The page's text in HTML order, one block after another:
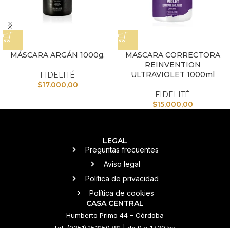
MÁSCARA ARGÁN 1000g.
FIDELITÉ
$17.000,00
MASCARA CORRECTORA
REINVENTION
ULTRAVIOLET 1000ml
FIDELITÉ
$15.000,00
LEGAL
Preguntas frecuentes
Aviso legal
Política de privacidad
Política de cookies
CASA CENTRAL
Humberto Primo 44 – Córdoba